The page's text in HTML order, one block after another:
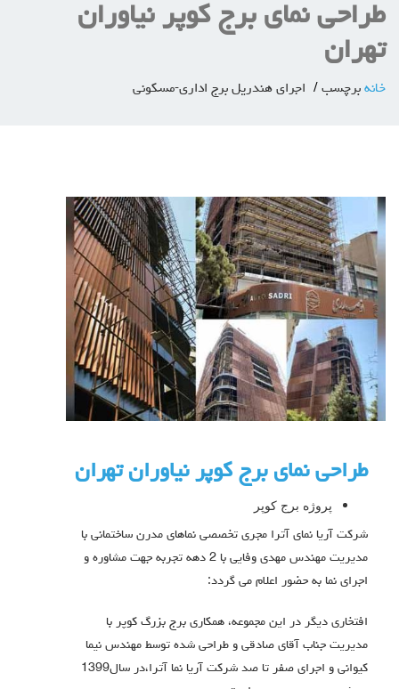
طراحی نمای برج کوپر نیاوران
تهران
خانه برچسب اجرای هندریل برج اداری-مسکونی
طراحی نمای برج کوپر نیاوران تهران
پروژه برج کوپر
شرکت آریا نمای آترا مجری تخصصی نماهای مدرن ساختمانی با
مدیریت مهندس مهدی وفایی با 2 دهه تجربه جهت مشاوره و
اجرای نما به حضور اعلام می گردد:
افتخاری دیگر در این مجموعه، همکاری برج بزرگ کوپر با
مدیریت جناب آقای صادقی و طراحی شده توسط مهندس نیما
کیوانی و اجرای صفر تا صد شرکت آریا نما آترا،در سال1399